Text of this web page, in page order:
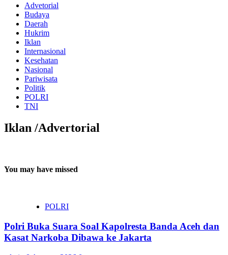
Advetorial
Budaya
Daerah
Hukrim
Iklan
Internasional
Kesehatan
Nasional
Pariwisata
Politik
POLRI
TNI
Iklan /Advertorial
You may have missed
POLRI
Polri Buka Suara Soal Kapolresta Banda Aceh dan
Kasat Narkoba Dibawa ke Jakarta